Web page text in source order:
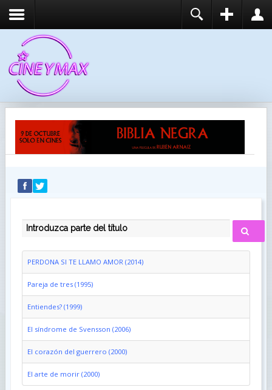
RECUÉRDEME
IDENTIFICARSE
INTRODUZCA PARTE DEL TÍTULO
PERDONA SI TE LLAMO AMOR (2014)
Pareja de tres (1995)
Entiendes? (1999)
El síndrome de Svensson (2006)
El corazón del guerrero (2000)
El arte de morir (2000)